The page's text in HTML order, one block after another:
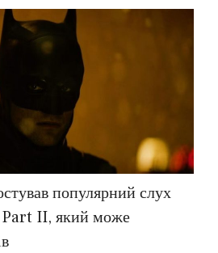
популярний слух
II, який може